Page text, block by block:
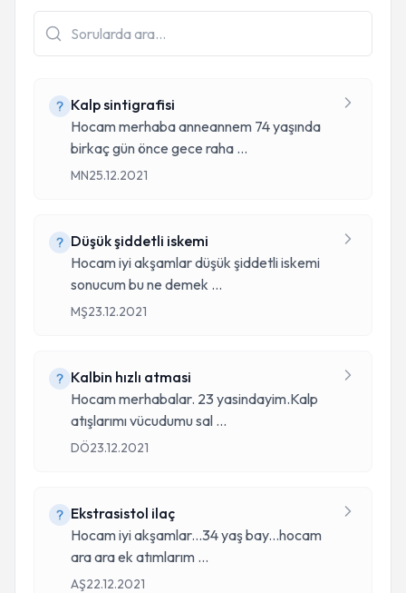
Kalp sintigrafisi
Hocam merhaba anneannem 74 yaşında
birkaç gün önce gece raha ...
MN25.12.2021
Düşük şiddetli iskemi
Hocam iyi akşamlar düşük şiddetli iskemi
sonucum bu ne demek ...
MŞ23.12.2021
Kalbin hızlı atmasi
Hocam merhabalar. 23 yasindayim.Kalp
atışlarımı vücudumu sal ...
DÖ23.12.2021
Ekstrasistol ilaç
Hocam iyi akşamlar...34 yaş bay...hocam
ara ara ek atımlarım ...
AŞ22.12.2021